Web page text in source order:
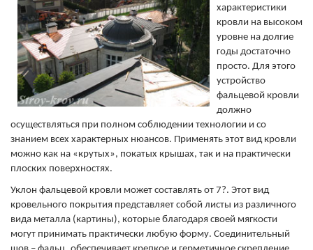
характеристики
кровли на высоком
уровне на долгие
годы достаточно
просто. Для этого
устройство
фальцевой кровли
должно
осуществляться при полном соблюдении технологии и со
знанием всех характерных нюансов. Применять этот вид кровли
можно как на «крутых», покатых крышах, так и на практически
плоских поверхностях.
Уклон фальцевой кровли может составлять от 7?. Этот вид
кровельного покрытия представляет собой листы из различного
вида металла (картины), которые благодаря своей мягкости
могут принимать практически любую форму. Соединительный